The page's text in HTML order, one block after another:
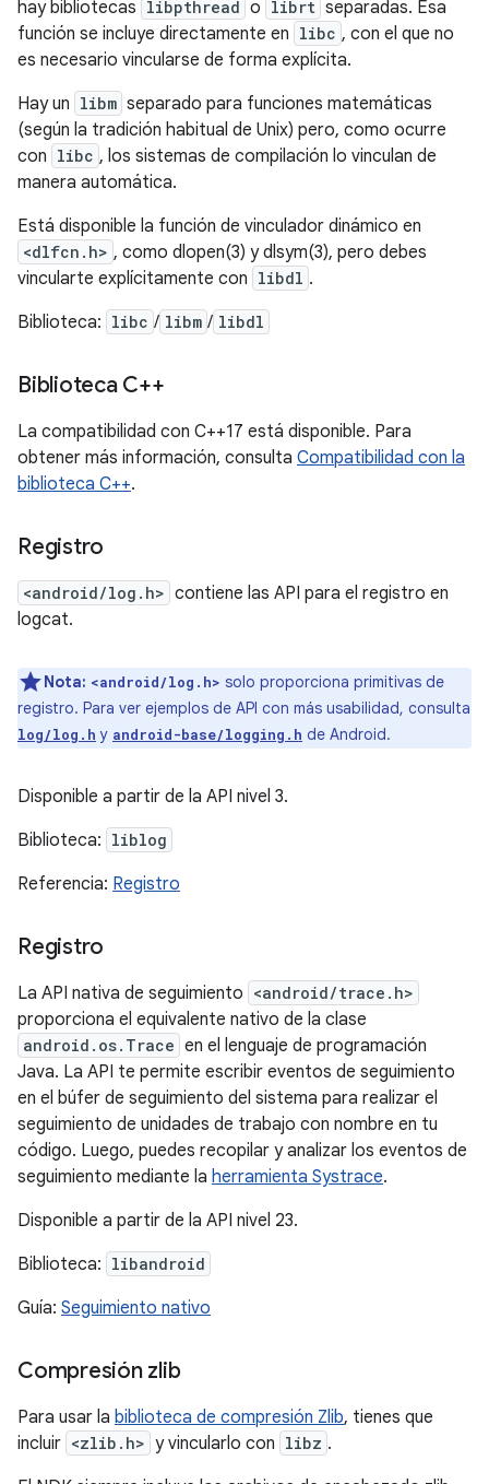
hay bibliotecas libpthread o librt separadas. Esa
función se incluye directamente en libc , con el que no
es necesario vincularse de forma explícita.
Hay un libm separado para funciones matemáticas
(según la tradición habitual de Unix) pero, como ocurre
con libc , los sistemas de compilación lo vinculan de
manera automática.
Está disponible la función de vinculador dinámico en
<dlfcn.h> , como dlopen(3) y dlsym(3), pero debes
vincularte explícitamente con libdl .
Biblioteca: libc / libm / libdl
Biblioteca C++
La compatibilidad con C++17 está disponible. Para
obtener más información, consulta Compatibilidad con la
biblioteca C++.
Registro
<android/log.h> contiene las API para el registro en
logcat.
Nota: <android/log.h> solo proporciona primitivas de
registro. Para ver ejemplos de API con más usabilidad, consulta
log/log.h y android-base/logging.h de Android.
Disponible a partir de la API nivel 3.
Biblioteca: liblog
Referencia: Registro
Registro
La API nativa de seguimiento <android/trace.h>
proporciona el equivalente nativo de la clase
android.os.Trace en el lenguaje de programación
Java. La API te permite escribir eventos de seguimiento
en el búfer de seguimiento del sistema para realizar el
seguimiento de unidades de trabajo con nombre en tu
código. Luego, puedes recopilar y analizar los eventos de
seguimiento mediante la herramienta Systrace.
Disponible a partir de la API nivel 23.
Biblioteca: libandroid
Guía: Seguimiento nativo
Compresión zlib
Para usar la biblioteca de compresión Zlib, tienes que
incluir <zlib.h> y vincularlo con libz .